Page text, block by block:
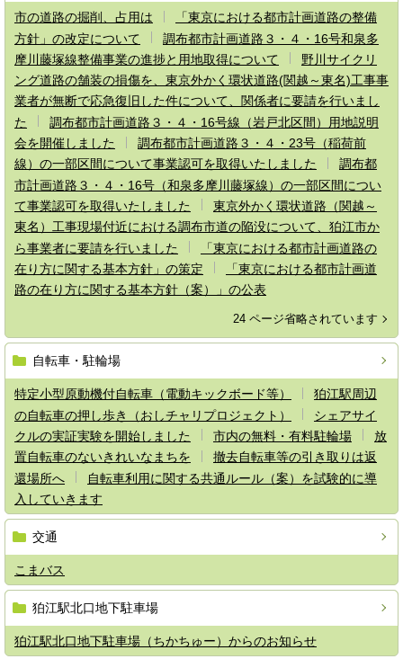
市の道路の掘削、占用は
「東京における都市計画道路の整備
方針」の改定について
調布都市計画道路３・４・16号和泉多
摩川藤塚線整備事業の進捗と用地取得について
野川サイクリ
ング道路の舗装の損傷を、東京外かく環状道路(関越～東名)工事事
業者が無断で応急復旧した件について、関係者に要請を行いまし
た
調布都市計画道路３・４・16号線（岩戸北区間）用地説明
会を開催しました
調布都市計画道路３・４・23号（稲荷前
線）の一部区間について事業認可を取得いたしました
調布都
市計画道路３・４・16号（和泉多摩川藤塚線）の一部区間につい
て事業認可を取得いたしました
東京外かく環状道路（関越～
東名）工事現場付近における調布市道の陥没について、狛江市か
ら事業者に要請を行いました
「東京における都市計画道路の
在り方に関する基本方針」の策定
「東京における都市計画道
路の在り方に関する基本方針（案）」の公表
24 ページ省略されています
自転車・駐輪場
特定小型原動機付自転車（電動キックボード等）
狛江駅周辺
の自転車の押し歩き（おしチャリプロジェクト）
シェアサイ
クルの実証実験を開始しました
市内の無料・有料駐輪場
放
置自転車のないきれいなまちを
撤去自転車等の引き取りは返
還場所へ
自転車利用に関する共通ルール（案）を試験的に導
入していきます
交通
こまバス
狛江駅北口地下駐車場
狛江駅北口地下駐車場（ちかちゅー）からのお知らせ